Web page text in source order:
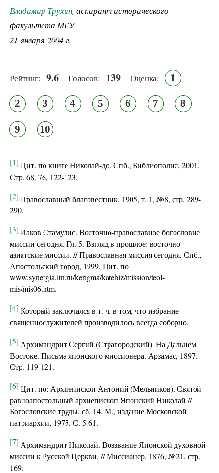
Владимир Трухин, аспирант исторического
факультета МГУ
21 января 2004 г.
Рейтинг: 9.6 Голосов: 139 Оценка: 1
2 3 4 5 6 7 8
9 10
[1] Цит. по книге Николай-до. Спб., Библиополис, 2001.
Стр. 68, 76, 122-123.
[2] Православный благовестник, 1905, т. 1, №8, стр. 289-
290.
[3] Иаков Стамулис. Восточно-православное богословие
миссии сегодня. Гл. 5. Взгляд в прошлое: восточно-
азиатские миссии. // Православная миссия сегодня. Спб.,
Апостольский город, 1999. Цит. по
www.synergia.itn.ru/kerigma/katehiz/mission/teol-
mis/mis06.htm.
[4] Который заключался в т. ч. в том, что избрание
священнослужителей производилось всегда соборно.
[5] Архимандрит Сергий (Страгородский). На Дальнем
Востоке. Письма японского миссионера. Арзамас, 1897.
Стр. 119-121.
[6] Цит. по: Архиепископ Антоний (Мельников). Святой
равноапостольный архиепископ Японский Николай //
Богословские труды, сб. 14. М., издание Московской
патриархии, 1975. С. 5-61.
[7] Архимандрит Николай. Воззвание Японской духовной
миссии к Русской Церкви. // Миссионер, 1876, №21, стр.
169.